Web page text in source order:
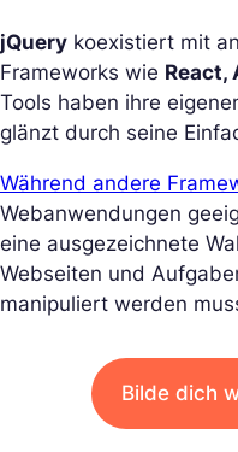
jQuery koexistiert mit
Frameworks wie React,
Tools haben ihre
glänzt durch seine
Während andere
Webanwendungen
eine ausgezeichnete
Webseiten und
manipuliert werden
Bilde dich